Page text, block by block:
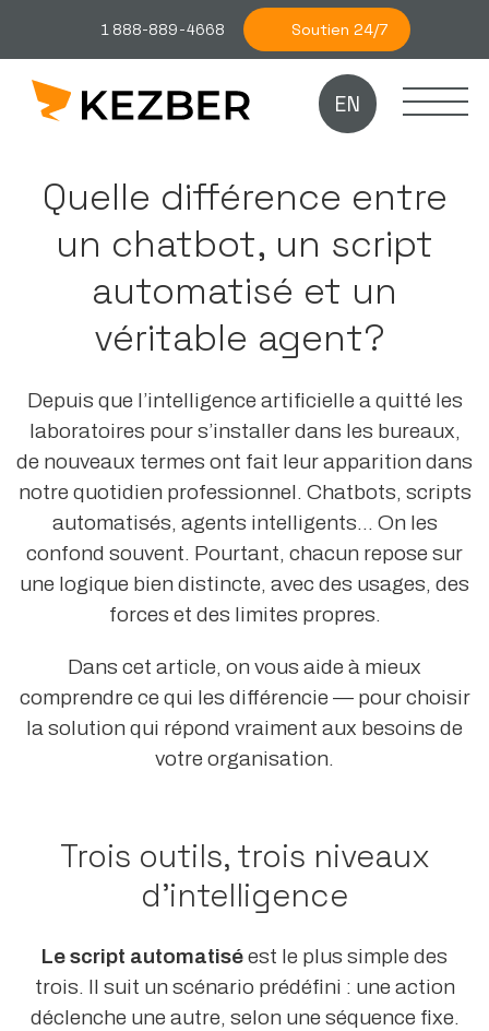
1 888-889-4668 Soutien 24/7
EN
Quelle différence entre
un chatbot, un script
automatisé et un
véritable agent?
Depuis que l’intelligence artificielle a quitté les
laboratoires pour s’installer dans les bureaux,
de nouveaux termes ont fait leur apparition dans
notre quotidien professionnel. Chatbots, scripts
automatisés, agents intelligents… On les
confond souvent. Pourtant, chacun repose sur
une logique bien distincte, avec des usages, des
forces et des limites propres.
Dans cet article, on vous aide à mieux
comprendre ce qui les différencie — pour choisir
la solution qui répond vraiment aux besoins de
votre organisation.
Trois outils, trois niveaux
d’intelligence
Le script automatiséest le plus simple des
trois. Il suit un scénario prédéfini : une action
déclenche une autre, selon une séquence fixe.